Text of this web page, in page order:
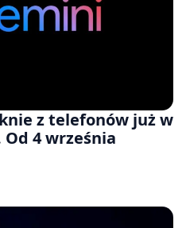
z telefonów już w
Od 4 września